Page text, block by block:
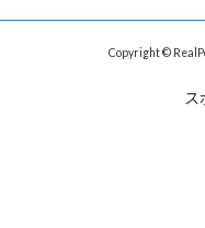
Copyright ©
ス